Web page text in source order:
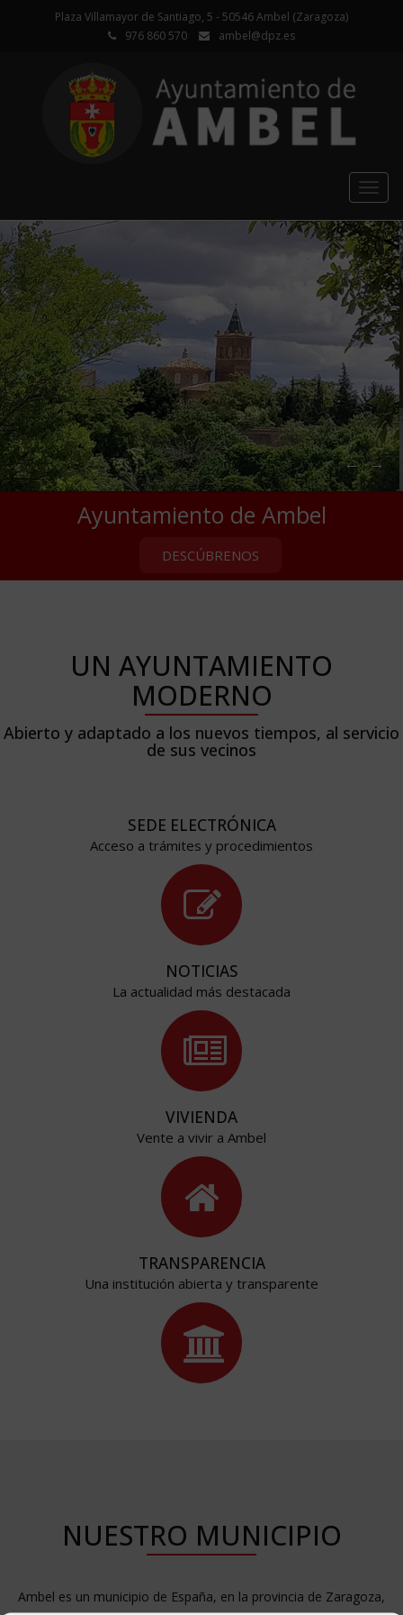
Plaza Villamayor de Santiago, 5 - 50546 Ambel (Zaragoza)
976 860 570
ambel@dpz.es
← →
Ayuntamiento de Ambel
DESCÚBRENOS
UN AYUNTAMIENTO
MODERNO
Abierto y adaptado a los nuevos tiempos, al servicio
de sus vecinos
SEDE ELECTRÓNICA
Acceso a trámites y procedimientos
NOTICIAS
La actualidad más destacada
VIVIENDA
Vente a vivir a Ambel
TRANSPARENCIA
Una institución abierta y transparente
NUESTRO MUNICIPIO
Ambel es un municipio de España, en la provincia de Zaragoza,